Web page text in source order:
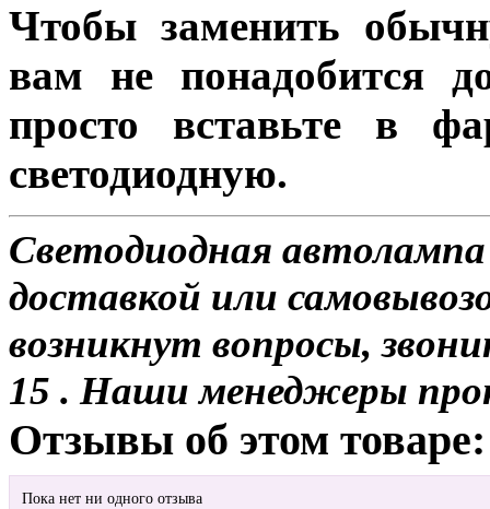
Чтобы заменить
вам не понадобится
просто вставьте в
светодиодную.
Светодиодная
доставкой или
возникнут вопросы,
15 . Наши менеджеры
Отзывы об этом товаре:
Пока нет ни одного отзыва